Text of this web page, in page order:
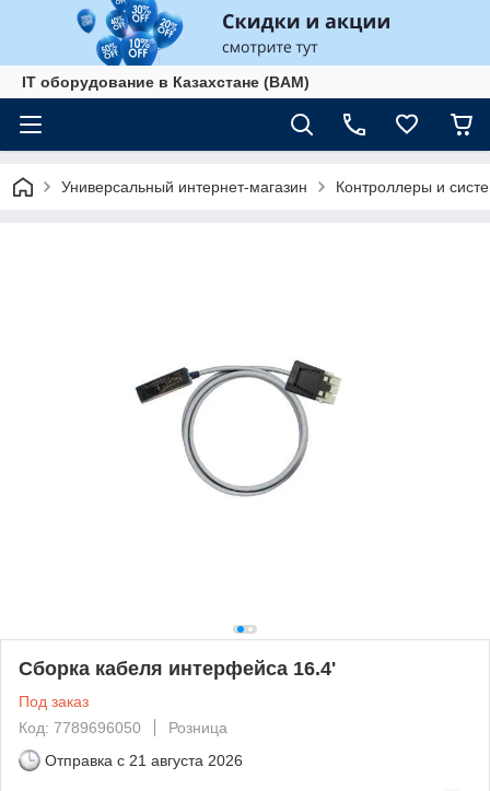
IT оборудование в Казахстане (BAM)
Универсальный интернет-магазин Контроллеры и
Сборка кабеля интерфейса 16.4'
Под заказ
Код: 7789696050
Розница
Отправка с 21 августа 2026